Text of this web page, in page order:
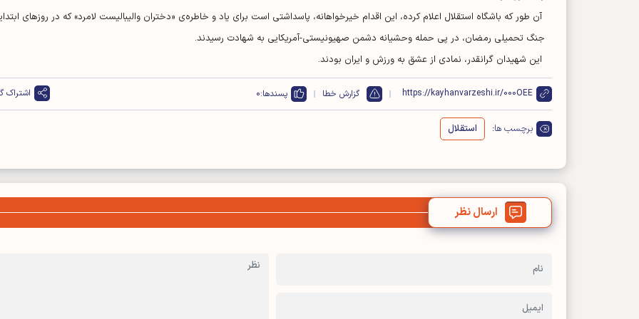
آن طور که باشگاه استقلال اعلام کرده، این اقدام خیرخواهانه، پاسداشتی است برای یاد و خاطره‌ی «دختران والیبالیست لامرد» که در روز‌های
جنگ تحمیلی رمضان، در پی حمله وحشیانه دشمن صهیونیستی-آمریکایی به شهادت رسیدند.
این شهیدان گرانقدر، نمادی از عشق به ورزش و ایران بودند.
https://kayhanvarzeshi.ir/000OEE گزارش خطا پسندها:0 اشتراک
برچسب ها: استقلال
ارسال نظر